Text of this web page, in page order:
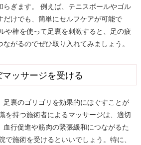
ぎます。 例えば、テニスボールやゴル
だけでも、簡単にセルフケアが可能で
や棒を使って足裏を刺激すると、足の疲
がるのでぜひ取り入れてみましょう。
ッサージを受ける
足裏のゴリゴリを効果的にほぐすことが
を持つ施術者によるマッサージは、適切
行促進や筋肉の緊張緩和につながるた
施術を受けるといいでしょう。特に、